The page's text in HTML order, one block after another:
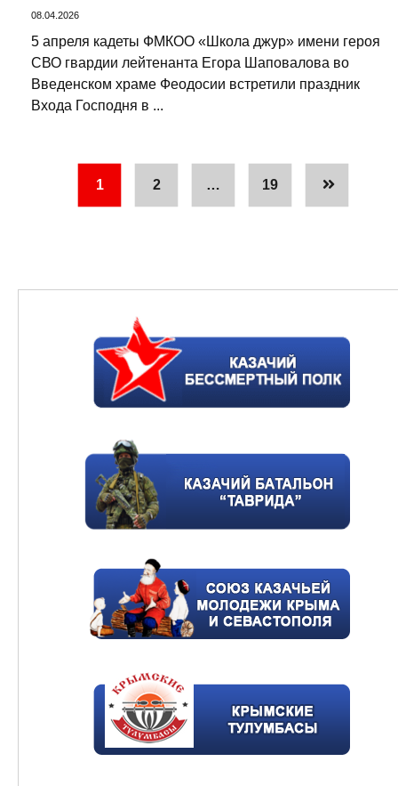
08.04.2026
5 апреля кадеты ФМКОО «Школа джур» имени героя
СВО гвардии лейтенанта Егора Шаповалова во
Введенском храме Феодосии встретили праздник
Входа Господня в ...
1 2 … 19